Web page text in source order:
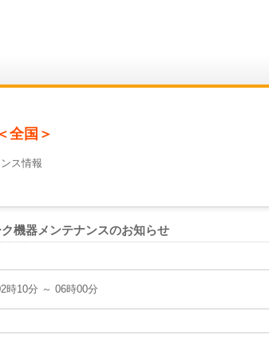
全国＞
ス情報
機器メンテナンスのお知らせ
時10分 ～ 06時00分